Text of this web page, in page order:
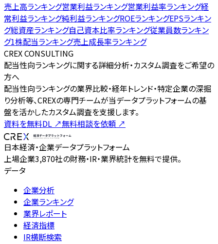
売上高ランキング営業利益ランキング営業利益率ランキング経
常利益ランキング純利益ランキングROEランキングEPSランキン
グ総資産ランキング自己資本比率ランキング従業員数ランキン
グ1株配当ランキング売上成長率ランキング
CREX CONSULTING
配当性向ランキングに関する詳細分析・カスタム調査をご希望の
方へ
配当性向ランキングの業界比較・経年トレンド・特定企業の深掘
り分析等、CREXの専門チームが当データプラットフォームの基
盤を活かしたカスタム調査を支援します。
資料を無料DL ↗無料相談を依頼 ↗
日本経済・企業データプラットフォーム
上場企業3,870社の財務・IR・業界統計を無料で提供。
データ
企業分析
企業ランキング
業界レポート
経済指標
IR横断検索